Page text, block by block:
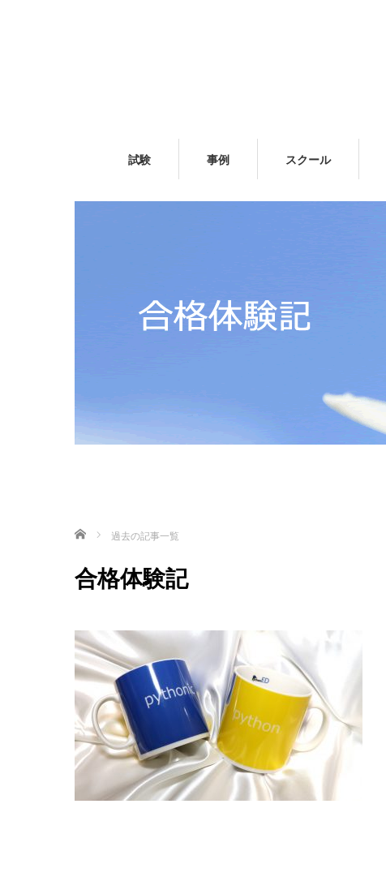
試験 事例 スクール
ホーム 過去の記事一覧
合格体験記